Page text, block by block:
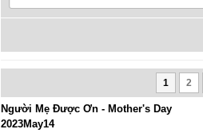
1 2
Người Mẹ Được Ơn - Mother's Day
2023May14